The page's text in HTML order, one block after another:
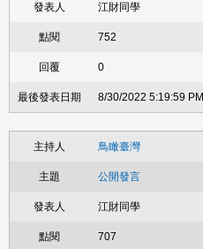
江財同學
752
0
8/30/2022 5:19:59 PM
鳥瞰臺灣
公開發言
江財同學
707